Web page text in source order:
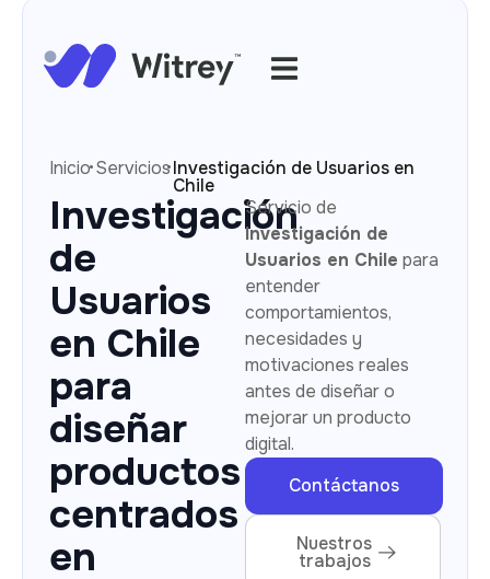
Inicio·Servicios
·Investigación de Usuarios en
Chile
Investigación
de
Usuarios
en Chile
para
diseñar
productos
centrados
en
Servicio de
Investigación de
Usuarios en Chile para
entender
comportamientos,
necesidades y
motivaciones reales
antes de diseñar o
mejorar un producto
digital.
Contáctanos
Nuestros
trabajos